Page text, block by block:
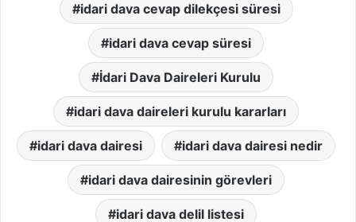
idari dava cevap dilekçesi süresi
idari dava cevap süresi
İdari Dava Daireleri Kurulu
idari dava daireleri kurulu kararları
idari dava dairesi idari dava dairesi nedir
idari dava dairesinin görevleri
idari dava delil listesi